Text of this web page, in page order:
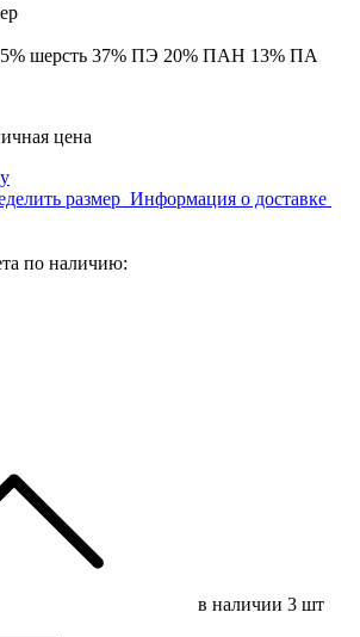
шерсть 37% ПЭ 20% ПАН 13% ПА
цена
размер Информация о доставке
по наличию:
в наличии 3 шт